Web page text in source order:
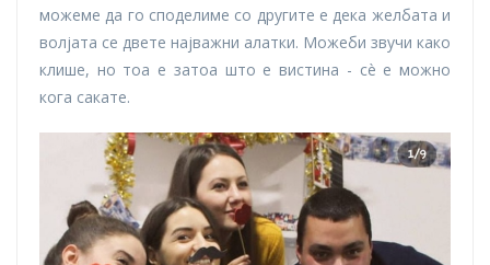
можеме да го споделиме со другите е дека желбата и
волјата се двете најважни алатки. Можеби звучи како
клише, но тоа е затоа што е вистина - сè е можно
кога сакате.